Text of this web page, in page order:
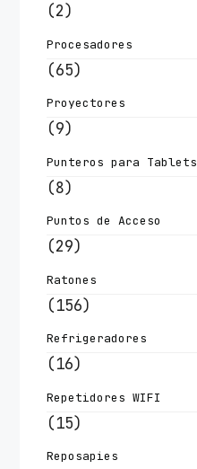
(2)
Procesadores
(65)
Proyectores
(9)
Punteros para Tablets
(8)
Puntos de Acceso
(29)
Ratones
(156)
Refrigeradores
(16)
Repetidores WIFI
(15)
Reposapies